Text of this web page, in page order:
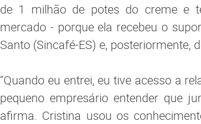
de 1 milhão de potes do creme e
mercado - porque ela recebeu o
Santo (Sincafé-ES) e, posteriormente,
“Quando eu entrei, eu tive acesso a
pequeno empresário entender que
afirma. Cristina usou os